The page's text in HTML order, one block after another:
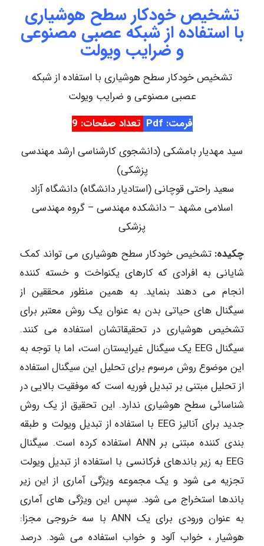
تشخیص خودکار سطح هوشیاری
با استفاده از شبکه عصبی مصنوعی
و ضرایب ویولت
تشخیص خودکار سطح هوشیاری با استفاده از شبکه
عصبی مصنوعی و ضرایب ویولت
فرمت: Pdf
تعداد صفحات: 9
سید مهدیار بامشکی (دانشجوی کارشناسی ارشد مهندسی
پزشکی)
سعید راحتی قوچانی (استادیار دانشگاه) دانشگاه آزاد
اسلامی مشهد – دانشکده مهندسی – گروه مهندسی
پزشکی
چکیده: تشخیص خودکار سطح هوشیاری می تواند کمک
شایانی به افرادی که کارهای یکنواخت و خسته کننده
انجام می دهند بنماید. به همین منظور محققین از
سیگنال های حیاتی بدن به عنوان یک روش معتبر برای
تشخیص هوشیاری در تحقیقاتشان استفاده می کنند.
سیگنال EEG یک سیگنال غیرایستان است، اما با توجه به
این موضوع روش مرسوم برای تحلیل این سیگنال استفاده
از تحلیل مبتنی بر تبدیل فوریه است که موفقیت بالایی در
شناسائی سطح هوشیاری ندارد. این تحقیق از یک روش
جدید برای آنالیز EEG با استفاده از تبدیل ویولت و طبقه
بندی کننده مبتنی بر ANN استفاده کرده است. سیگنال
EEG به زیر باندهای فرکانسی با استفاده از تبدیل ویولت
تجزیه می شود و یک مجموعه ویژگی آماری از این زیر
باندها استخراج می شود. سپس این ویژگی های آماری
به عنوان ورودی برای یک ANN با سه خروجی مجزا:
هوشیار ، خواب آلود و خواب استفاده می شود. درصد